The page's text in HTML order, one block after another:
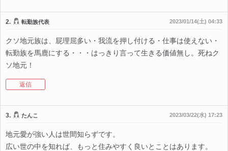
2. 転勤族代表 2023/01/14(土) 04:33
クソ地元族は、屁理屈多い・我流を押し付ける・仕事は使えない・
転勤族を馬鹿にする・・・はっきり言って生きる価値無し。死ねク
ソ地元！
返信
3. たんこ 2023/03/22(水) 17:23
地元愛が強い人は世間知らずです。
広い世の中を知れば、もっと住みやすく良いとことはあります。